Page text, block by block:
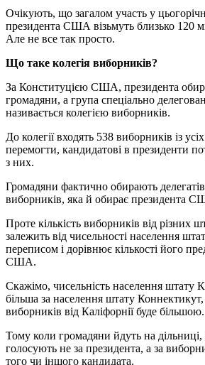
Очікують, що загалом участь у
президента США візьмуть близько 120
Але не все так просто.
Що таке колегія виборників?
За Конституцією США, президента
громадяни, а група спеціально
називається колегією виборників.
До колегії входять 538 виборників із
перемогти, кандидатові в президенти
з них.
Громадяни фактично обирають делегатів
виборників, яка й обирає президента
Проте кількість виборників від різних
залежить від чисельності населення
переписом і дорівнює кількості його
США.
Скажімо, чисельність населення штату
більша за населення штату Коннектикут,
виборників від Каліфорнії буде більшою.
Тому коли громадяни йдуть на дільниці,
голосують не за президента, а за
того чи іншого кандидата.